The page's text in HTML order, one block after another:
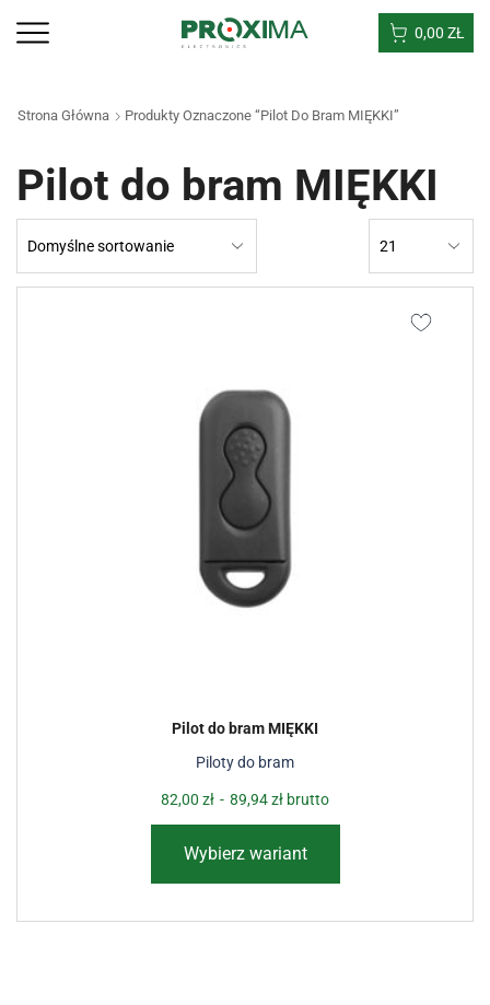
0,00 ZŁ
Strona Główna Produkty Oznaczone “Pilot Do Bram MIĘKKI”
Pilot do bram MIĘKKI
Piloty do bram
Pilot do bram MIĘKKI
82,00 zł - 89,94zł brutto
Wybierz wariant